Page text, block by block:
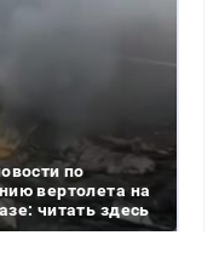
по
вертолета на
читать здесь